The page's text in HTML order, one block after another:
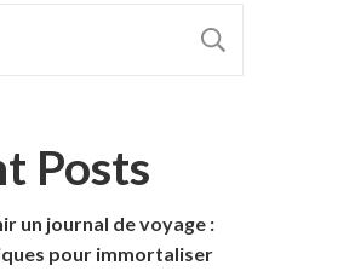
Posts
un journal de voyage :
pour immortaliser